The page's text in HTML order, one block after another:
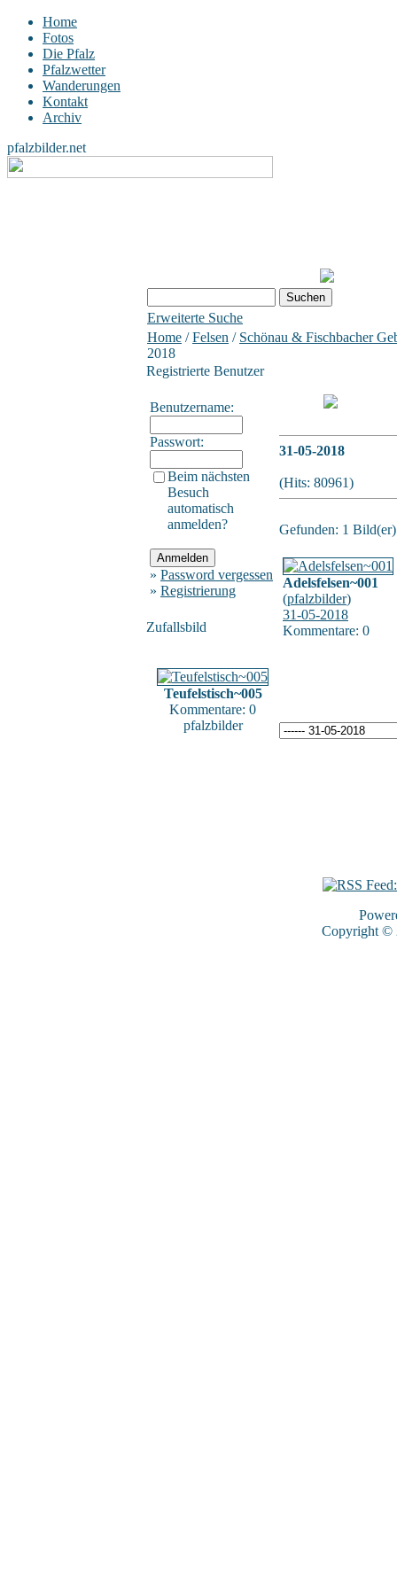
Home
Fotos
Die Pfalz
Pfalzwetter
Wanderungen
Kontakt
Archiv
pfalzbilder.net
Erweiterte Suche
Home /Felsen / Schönau & Fischbacher
2018
Registrierte Benutzer
Benutzername:
Passwort:
Beim nächsten
Besuch
automatisch
anmelden?
» Password vergessen
» Registrierung
Zufallsbild
Teufelstisch~005
Kommentare: 0
pfalzbilder
31-05-2018
(Hits: 80961)
Gefunden: 1
Adelsfelsen~001
(pfalzbilder)
31-05-2018
Kommentare: 0
Copyright ©